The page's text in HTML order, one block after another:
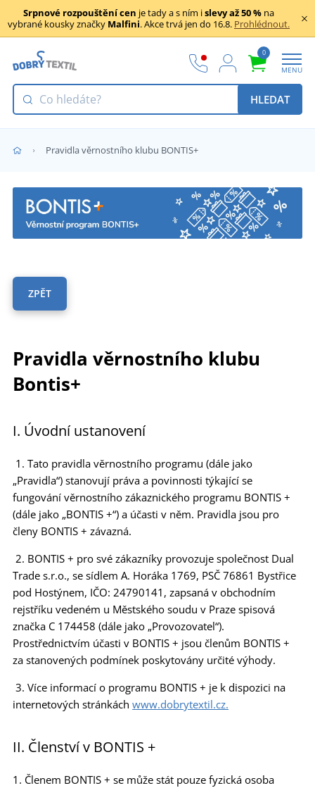
Srpnové rozpouštění cen je tady a s ním islevy až 50 % na
vybrané kousky značky Malfini. Akce trvá jen do 16.8. Prohlédnout.
0
MENU
HLEDAT
Pravidla věrnostního klubu BONTIS+
ZPĚT
Pravidla věrnostního klubu
Bontis+
I. Úvodní ustanovení
1. Tato pravidla věrnostního programu (dále jako
„Pravidla“) stanovují práva a povinnosti týkající se
fungování věrnostního zákaznického programu BONTIS +
(dále jako „BONTIS +“) a účasti v něm. Pravidla jsou pro
členy BONTIS + závazná.
2. BONTIS + pro své zákazníky provozuje společnost Dual
Trade s.r.o., se sídlem A. Horáka 1769, PSČ 76861 Bystřice
pod Hostýnem, IČO: 24790141, zapsaná v obchodním
rejstříku vedeném u Městského soudu v Praze spisová
značka C 174458 (dále jako „Provozovatel“).
Prostřednictvím účasti v BONTIS + jsou členům BONTIS +
za stanovených podmínek poskytovány určité výhody.
3. Více informací o programu BONTIS + je k dispozici na
internetových stránkách www.dobrytextil.cz.
II. Členství v BONTIS +
1. Členem BONTIS + se může stát pouze fyzická osoba